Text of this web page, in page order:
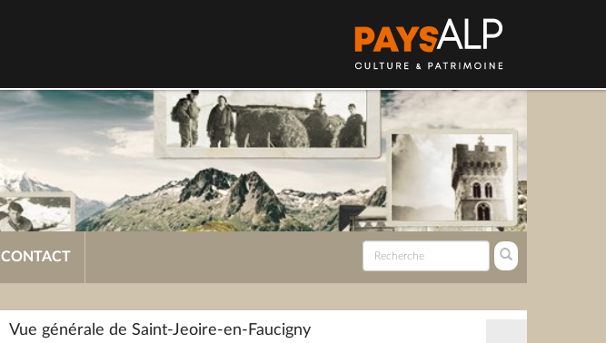
CONTACT
Vue générale de Saint-Jeoire-en-Faucigny